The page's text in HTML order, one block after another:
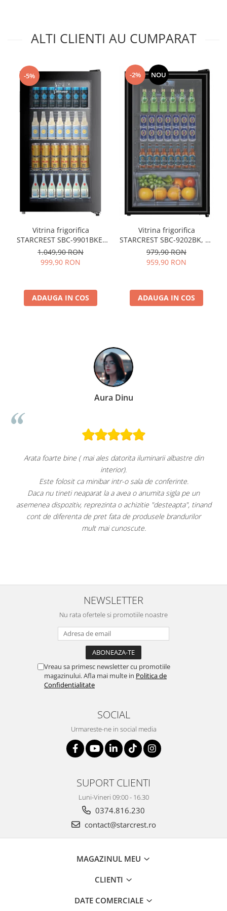
ALTI CLIENTI AU CUMPARAT
-5%
Vitrina frigorifica
STARCREST SBC-9901BKE,
93 L, Termostat reglabil,
Iluminare LED, Usa sticla, H
1.049,90 RON
999,90 RON
ADAUGA IN COS
-2% NOU
Vitrina frigorifica
STARCREST SBC-9202BK, 93
L, Control temperatura, Usa
sticla, H 83.2 cm, Negru
979,90 RON
959,90 RON
ADAUGA IN COS
albastre din
sigla pe un
tinand
brandurilor
Super!
Răcește foarte bine pe treapta 3.
Faptul că grătarul metalic se poate poziționa mai
este, după părerea mea, un avantaj. Apa plată la
pe ușă. Am atașat fotografii.
Per total cred că este un "best buy" la
NEWSLETTER
Nu rata ofertele si promotiile noastre
Vreau sa primesc newsletter cu promotiile
magazinului. Afla mai multe in Politica de
Confidentialitate
SOCIAL
Urmareste-ne in social media
SUPORT CLIENTI
Luni-Vineri 09:00 - 16.30
0374.816.230
contact@starcrest.ro
MAGAZINUL MEU
CLIENTI
DATE COMERCIALE